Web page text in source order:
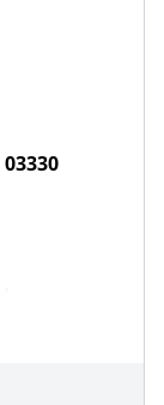
03330